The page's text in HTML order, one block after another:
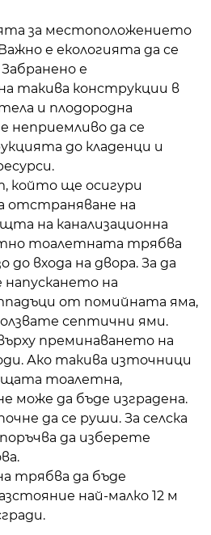
за местоположението
е екологията да се
е
такива конструкции в
и плодородна
неприемливо да се
до кладенци и
който ще осигури
отстраняване на
на канализационна
тоалетната трябва
до входа на двора. За да
на
от помийната яма,
септични ями.
преминаването на
Ако такива източници
тоалетна,
може да бъде изградена.
да се руши. За селска
да изберете
трябва да бъде
най-малко 12 м